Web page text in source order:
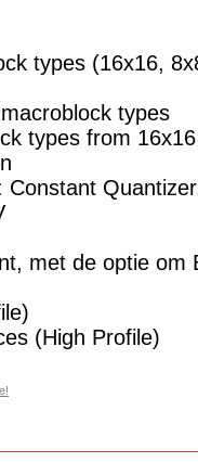
types (16x16,
types
types from
met de optie om
(High Profile)